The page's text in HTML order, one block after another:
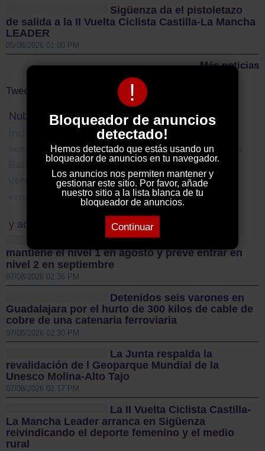
!
Bloqueador de anuncios
detectado!
Hemos detectado que estás usando un
bloqueador de anuncios en tu navegador.
Los anuncios nos permiten mantener y
gestionar este sitio. Por favor, añade
nuestro sitio a la lista blanca de tu
bloqueador de anuncios.
Continuar
Sigüenza da el pistoletazo
de salida a la II Vuelta Ciclista Castilla-La Mancha
LEADER
05/08/2026 01:00 PM
Más noticias
Tweets by ElDecanodeGuad1
Nube de Tags
industria agroalimentaria lluvia
tradición Guadalajara
Castilla-La Mancha
Balonmano
Trijueque comunidad UAH
vertedero Peralejos de las Truchas
2024 camiones cisterna
y además...
El trasvase Tajo-Segura
mantiene el nivel 1 en agosto y prevé entrar en
nivel 2 en septiembre
07/08/2026 02:36 PM
Detenidos seis varones en
Guadalajara por el hurto de 300 kilos de cable de
cobre de una catenaria ferroviaria
07/08/2026 02:30 PM
La Junta respalda la
revalidación de l Geoparque Mundial de la
Unesco Molina-Alto Tajo
07/08/2026 02:17 PM
La II Vuelta Ciclista Castilla-
La Mancha Leader arranca en Sigüenza
reivindicando el deporte femenino y el medio
rural